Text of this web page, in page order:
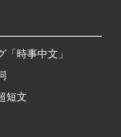
「時事中文」
短文